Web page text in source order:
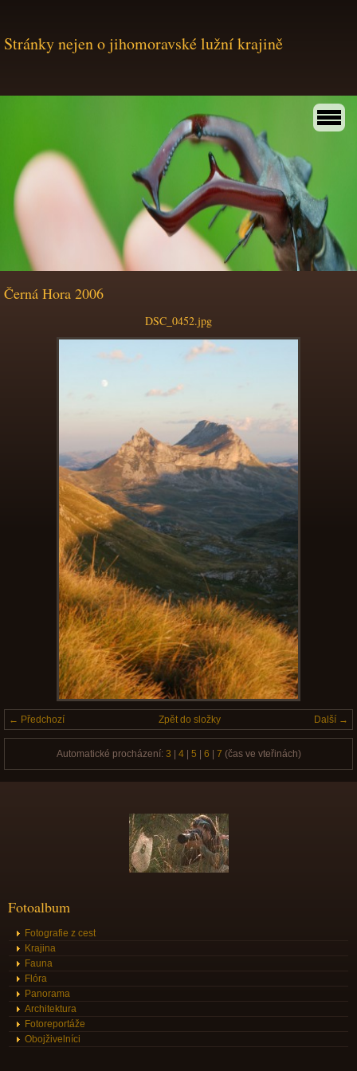
Stránky nejen o jihomoravské lužní krajině
Černá Hora 2006
DSC_0452.jpg
← Předchozí Další →
Zpět do složky
Automatické procházení: 3 4| 5 6 7 (čas ve vteřinách)
Fotoalbum
Fotografie z cest
Krajina
Fauna
Flóra
Panorama
Architektura
Fotoreportáže
Obojživelníci